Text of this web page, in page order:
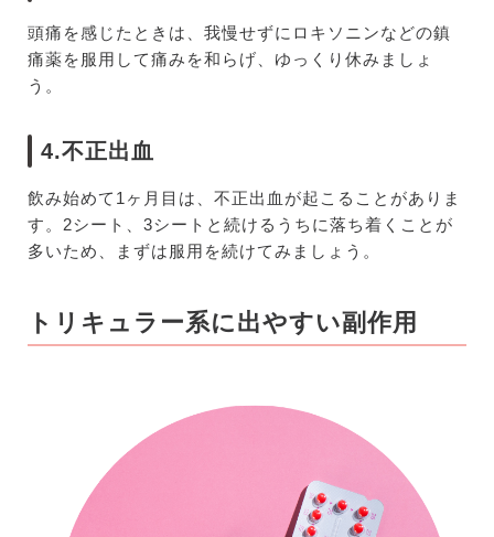
頭痛を感じたときは、我慢せずにロキソニンなどの鎮
痛薬を服用して痛みを和らげ、ゆっくり休みましょ
う。
4.不正出血
飲み始めて1ヶ月目は、不正出血が起こることがありま
す。2シート、3シートと続けるうちに落ち着くことが
多いため、まずは服用を続けてみましょう。
トリキュラー系に出やすい副作用